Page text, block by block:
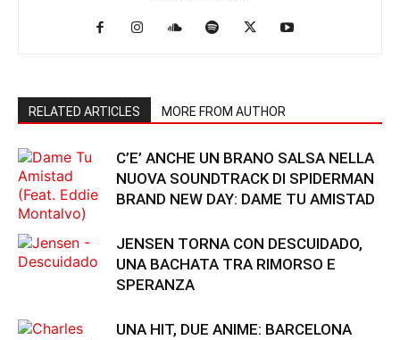
RELATED ARTICLES MORE FROM AUTHOR
C’E’ ANCHE UN BRANO SALSA NELLA
NUOVA SOUNDTRACK DI SPIDERMAN
BRAND NEW DAY: DAME TU AMISTAD
JENSEN TORNA CON DESCUIDADO,
UNA BACHATA TRA RIMORSO E
SPERANZA
UNA HIT, DUE ANIME: BARCELONA